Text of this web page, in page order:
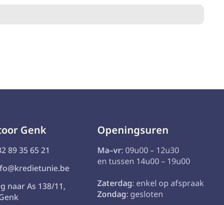
Genk
89 35 65 21
naar As 138/11,
Openingsuren
Ma–vr: 09u00 – 12u30
en tussen 14u00 – 19u00
Zaterdag: enkel op afspraak
Zondag: gesloten